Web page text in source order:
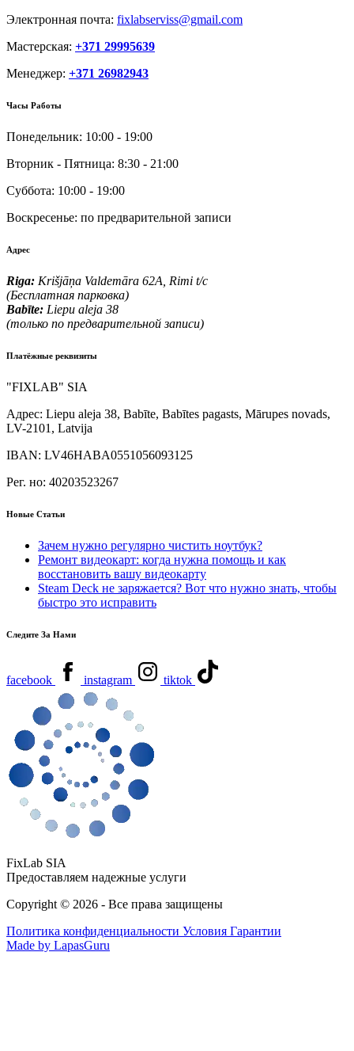
Электронная почта: fixlabserviss@gmail.com
Мастерская: +371 29995639
Менеджер: +371 26982943
Часы Работы
Понедельник: 10:00 - 19:00
Вторник - Пятница: 8:30 - 21:00
Суббота: 10:00 - 19:00
Воскресенье: по предварительной записи
Адрес
Riga: Krišjāņa Valdemāra 62A, Rimi t/c
(Бесплатная парковка)
Babīte: Liepu aleja 38
(только по предварительной записи)
Платёжные реквизиты
"FIXLAB" SIA
Адрес: Liepu aleja 38, Babīte, Babītes pagasts, Mārupes novads,
LV-2101, Latvija
IBAN: LV46HABA0551056093125
Рег. но: 40203523267
Новые Статьи
Зачем нужно регулярно чистить ноутбук?
Ремонт видеокарт: когда нужна помощь и как
восстановить вашу видеокарту
Steam Deck не заряжается? Вот что нужно знать, чтобы
быстро это исправить
Следите За Нами
facebook instagram tiktok
FixLab SIA
Предоставляем надежные услуги
Copyright © 2026 - Все права защищены
Политика конфиденциальности Условия Гарантии
Made by LapasGuru